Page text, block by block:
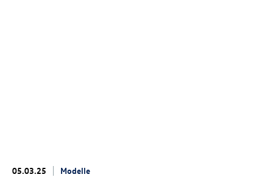
05.03.25 Modelle